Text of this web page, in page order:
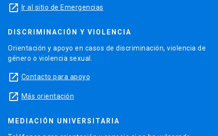
launch Ir al sitio de Emergencias
DISCRIMINACIÓN Y VIOLENCIA
Orientación y apoyo en casos de discriminación, violencia de
género o violencia sexual.
launch Contacto para apoyo
launch Más orientación
MEDIACIÓN UNIVERSITARIA